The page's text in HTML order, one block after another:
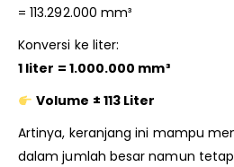
= 113.292.000 mm³
Konversi ke liter:
1 liter = 1.000.000 mm³
Volume ± 113 Liter
Artinya, keranjang ini mampu
dalam jumlah besar namun